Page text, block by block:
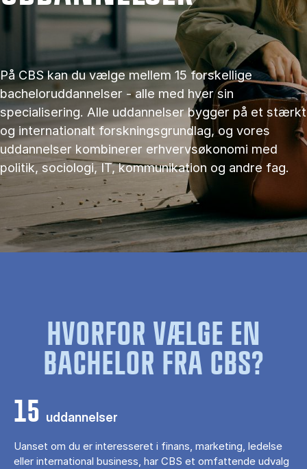
På CBS kan du vælge mellem 15 forskellige
bacheloruddannelser - alle med hver sin
specialisering. Alle uddannelser bygger på et stærkt
og internationalt forskningsgrundlag, og vores
uddannelser kombinerer erhvervsøkonomi med
politik, sociologi, IT, kommunikation og andre fag.
HVORFOR VÆLGE EN
BACHELOR FRA CBS?
15 uddannelser
Uanset om du er interesseret i finans, marketing, ledelse
eller international business, har CBS et omfattende udvalg